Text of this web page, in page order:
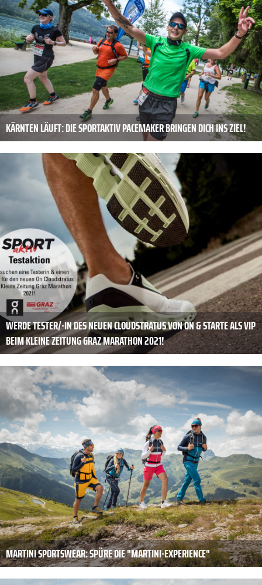
KÄRNTEN LÄUFT: DIE SPORTAKTIV PACEMAKER BRINGEN DICH INS ZIEL!
WERDE TESTER/-IN DES NEUEN CLOUDSTRATUS VON ON & STARTE ALS VIP
BEIM KLEINE ZEITUNG GRAZ MARATHON 2021!
MARTINI SPORTSWEAR: SPÜRE DIE "MARTINI-EXPERIENCE"